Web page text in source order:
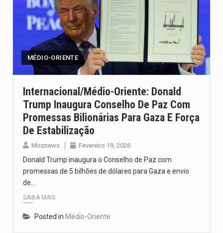
MÉDIO-ORIENTE
Internacional/Médio-Oriente: Donald
Trump Inaugura Conselho De Paz Com
Promessas Bilionárias Para Gaza E Força
De Estabilização
Moznews Fevereiro 19, 2026
Donald Trump inaugura o Conselho de Paz com
promessas de 5 bilhões de dólares para Gaza e envio
de…
SAIBA MAIS
Posted in Médio-Oriente